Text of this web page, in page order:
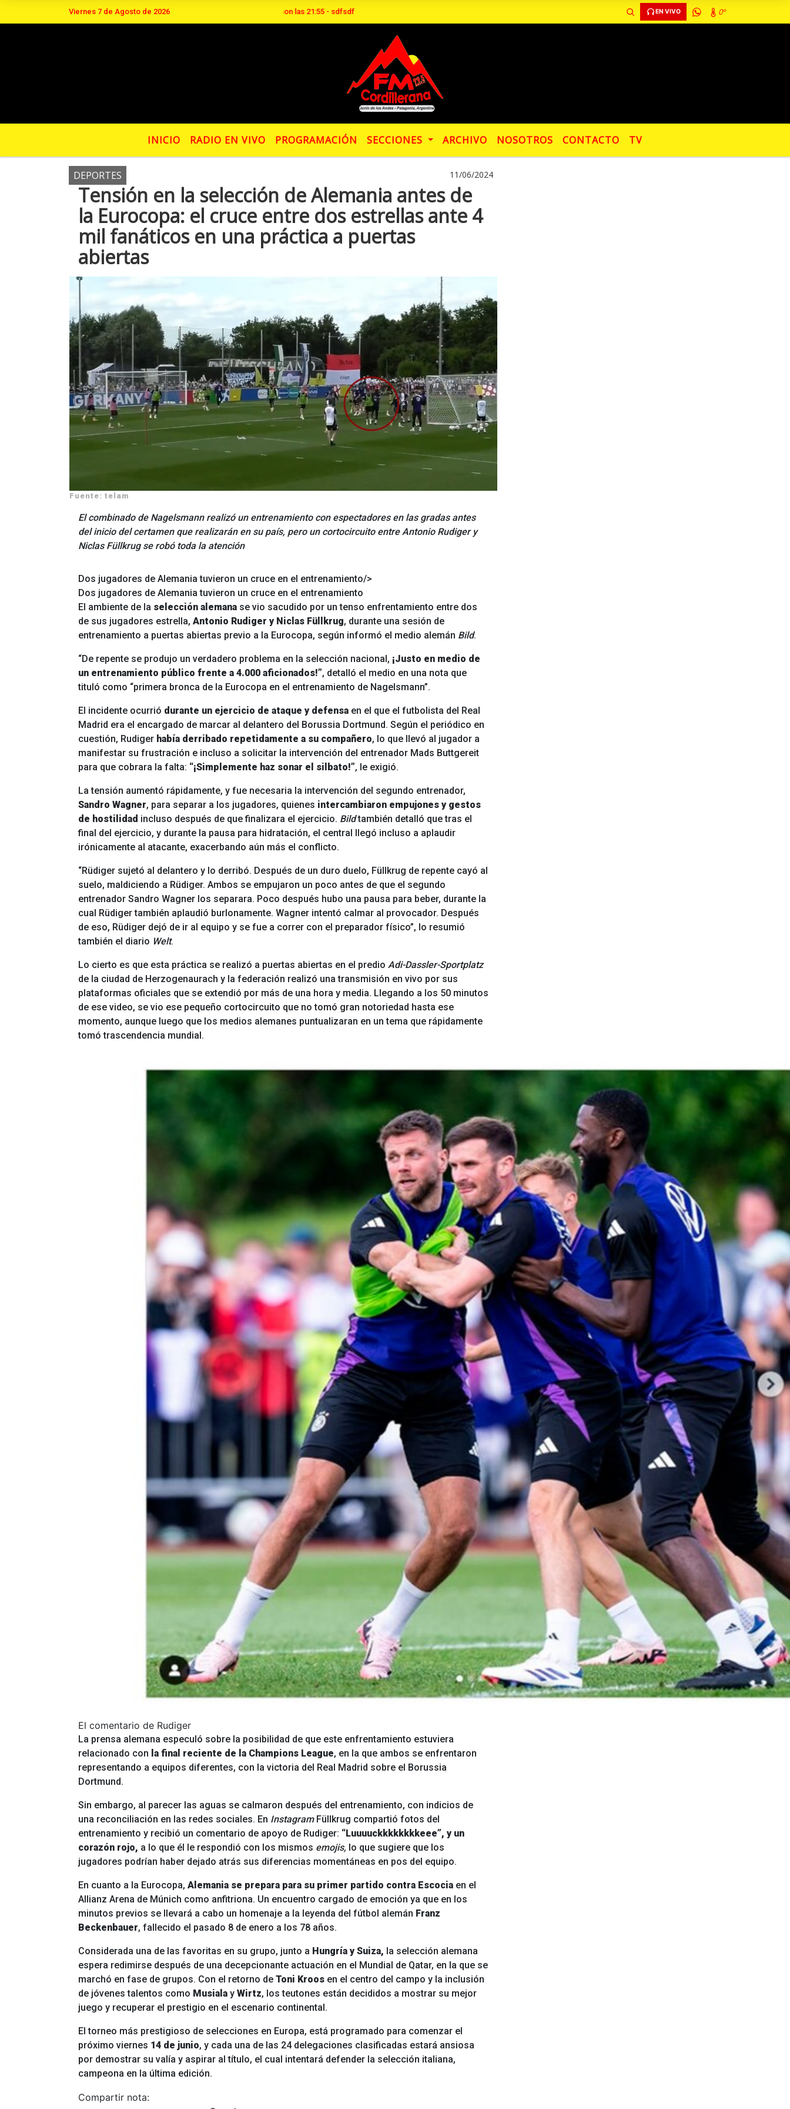
Viernes 7 de Agosto de 2026
Hoy es Viernes 7 de Agosto de 2026 y son las 21:55 - sdfsdf EN VIVO 0º
INICIO RADIO EN VIVO PROGRAMACIÓN SECCIONES ARCHIVO NOSOTROS CONTACTO TV
DEPORTES 11/06/2024
Tensión en la selección de Alemania antes de
la Eurocopa: el cruce entre dos estrellas ante 4
mil fanáticos en una práctica a puertas
abiertas
Fuente: telam
El combinado de Nagelsmann realizó un entrenamiento con espectadores en las gradas antes
del inicio del certamen que realizarán en su país, pero un cortocircuito entre Antonio Rudiger y
Niclas Füllkrug se robó toda la atención
Dos jugadores de Alemania tuvieron un cruce en el entrenamiento/>
Dos jugadores de Alemania tuvieron un cruce en el entrenamiento
El ambiente de la selección alemana se vio sacudido por un tenso enfrentamiento entre dos
de sus jugadores estrella, Antonio Rudiger y Niclas Füllkrug, durante una sesión de
entrenamiento a puertas abiertas previo a la Eurocopa, según informó el medio alemán Bild.
“De repente se produjo un verdadero problema en la selección nacional, ¡Justo en medio de
un entrenamiento público frente a 4.000 aficionados!”, detalló el medio en una nota que
tituló como “primera bronca de la Eurocopa en el entrenamiento de Nagelsmann”.
El incidente ocurrió durante un ejercicio de ataque y defensa en el que el futbolista del Real
Madrid era el encargado de marcar al delantero del Borussia Dortmund. Según el periódico en
cuestión, Rudiger había derribado repetidamente a su compañero, lo que llevó al jugador a
manifestar su frustración e incluso a solicitar la intervención del entrenador Mads Buttgereit
para que cobrara la falta: “¡Simplemente haz sonar el silbato!”, le exigió.
La tensión aumentó rápidamente, y fue necesaria la intervención del segundo entrenador,
Sandro Wagner, para separar a los jugadores, quienes intercambiaron empujones y gestos
de hostilidad incluso después de que finalizara el ejercicio. Bildtambién detalló que tras el
final del ejercicio, y durante la pausa para hidratación, el central llegó incluso a aplaudir
irónicamente al atacante, exacerbando aún más el conflicto.
“Rüdiger sujetó al delantero y lo derribó. Después de un duro duelo, Füllkrug de repente cayó al
suelo, maldiciendo a Rüdiger. Ambos se empujaron un poco antes de que el segundo
entrenador Sandro Wagner los separara. Poco después hubo una pausa para beber, durante la
cual Rüdiger también aplaudió burlonamente. Wagner intentó calmar al provocador. Después
de eso, Rüdiger dejó de ir al equipo y se fue a correr con el preparador físico”, lo resumió
también el diario Welt.
Lo cierto es que esta práctica se realizó a puertas abiertas en el predio Adi-Dassler-Sportplatz
de la ciudad de Herzogenaurach y la federación realizó una transmisión en vivo por sus
plataformas oficiales que se extendió por más de una hora y media. Llegando a los 50 minutos
de ese video, se vio ese pequeño cortocircuito que no tomó gran notoriedad hasta ese
momento, aunque luego que los medios alemanes puntualizaran en un tema que rápidamente
tomó trascendencia mundial.
El comentario de Rudiger
La prensa alemana especuló sobre la posibilidad de que este enfrentamiento estuviera
relacionado con la final reciente de la Champions League, en la que ambos se enfrentaron
representando a equipos diferentes, con la victoria del Real Madrid sobre el Borussia
Dortmund.
Sin embargo, al parecer las aguas se calmaron después del entrenamiento, con indicios de
una reconciliación en las redes sociales. En InstagramFüllkrug compartió fotos del
entrenamiento y recibió un comentario de apoyo de Rudiger: “Luuuuckkkkkkkkeee”, y un
corazón rojo, a lo que él le respondió con los mismos emojis, lo que sugiere que los
jugadores podrían haber dejado atrás sus diferencias momentáneas en pos del equipo.
En cuanto a la Eurocopa, Alemania se prepara para su primer partido contra Escocia en el
Allianz Arena de Múnich como anfitriona. Un encuentro cargado de emoción ya que en los
minutos previos se llevará a cabo un homenaje a la leyenda del fútbol alemán Franz
Beckenbauer, fallecido el pasado 8 de enero a los 78 años.
Considerada una de las favoritas en su grupo, junto a Hungría y Suiza, la selección alemana
espera redimirse después de una decepcionante actuación en el Mundial de Qatar, en la que se
marchó en fase de grupos. Con el retorno de Toni Kroos en el centro del campo y la inclusión
de jóvenes talentos como Musiala y Wirtz, los teutones están decididos a mostrar su mejor
juego y recuperar el prestigio en el escenario continental.
El torneo más prestigioso de selecciones en Europa, está programado para comenzar el
próximo viernes 14 de junio, y cada una de las 24 delegaciones clasificadas estará ansiosa
por demostrar su valía y aspirar al título, el cual intentará defender la selección italiana,
campeona en la última edición.
Compartir nota: